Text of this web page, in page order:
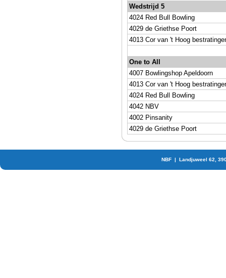
Wedstrijd 5
4024 Red Bull Bowling
4029 de Griethse Poort
4013 Cor van 't Hoog
One to All
4007 Bowlingshop Apeldoorn
4013 Cor van 't Hoog
4024 Red Bull Bowling
4042 NBV
4002 Pinsanity
4029 de Griethse Poort
NBF | Landjuweel 62,